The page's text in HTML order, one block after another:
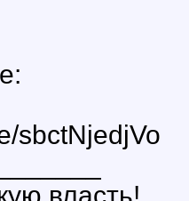
sbctNjedjVo